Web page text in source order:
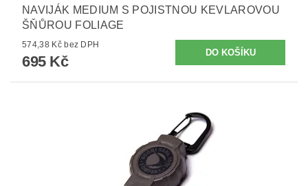
NAVIJÁK MEDIUM S POJISTNOU KEVLAROVOU
ŠŇŮROU FOLIAGE
574,38 Kč bez DPH
695 Kč